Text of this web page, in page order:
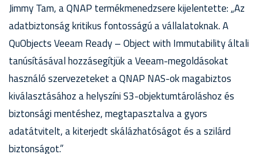
Jimmy Tam, a QNAP termékmenedzsere kijelentette: „Az
adatbiztonság kritikus fontosságú a vállalatoknak. A
QuObjects Veeam Ready – Object with Immutability általi
tanúsításával hozzásegítjük a Veeam-megoldásokat
használó szervezeteket a QNAP NAS-ok magabiztos
kiválasztásához a helyszíni S3-objektumtároláshoz és
biztonsági mentéshez, megtapasztalva a gyors
adatátvitelt, a kiterjedt skálázhatóságot és a szilárd
biztonságot.”